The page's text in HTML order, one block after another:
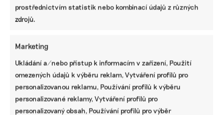
prostřednictvím statistik nebo kombinací údajů z různých
zdrojů.
Marketing
Ukládání a/nebo přístup k informacím v zařízení, Použití
omezených údajů k výběru reklam, Vytváření profilů pro
personalizovanou reklamu, Používání profilů k výběru
personalizované reklamy, Vytváření profilů pro
personalizovaný obsah, Používání profilů pro výběr
Taxonomie EU. Méně byrokracie, duplicit i
nesmyslných požadavků
Jak už dnes pracovat s ESRS 2.0 a pro koho
budou upravené standardy platit